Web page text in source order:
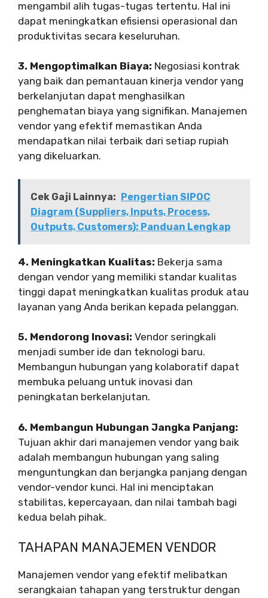
mengambil alih tugas-tugas tertentu. Hal ini
dapat meningkatkan efisiensi operasional dan
produktivitas secara keseluruhan.
3. Mengoptimalkan Biaya: Negosiasi kontrak
yang baik dan pemantauan kinerja vendor yang
berkelanjutan dapat menghasilkan
penghematan biaya yang signifikan. Manajemen
vendor yang efektif memastikan Anda
mendapatkan nilai terbaik dari setiap rupiah
yang dikeluarkan.
Cek Gaji Lainnya: Pengertian SIPOC
Diagram (Suppliers, Inputs, Process,
Outputs, Customers): Panduan Lengkap
4. Meningkatkan Kualitas: Bekerja sama
dengan vendor yang memiliki standar kualitas
tinggi dapat meningkatkan kualitas produk atau
layanan yang Anda berikan kepada pelanggan.
5. Mendorong Inovasi: Vendor seringkali
menjadi sumber ide dan teknologi baru.
Membangun hubungan yang kolaboratif dapat
membuka peluang untuk inovasi dan
peningkatan berkelanjutan.
6. Membangun Hubungan Jangka Panjang:
Tujuan akhir dari manajemen vendor yang baik
adalah membangun hubungan yang saling
menguntungkan dan berjangka panjang dengan
vendor-vendor kunci. Hal ini menciptakan
stabilitas, kepercayaan, dan nilai tambah bagi
kedua belah pihak.
TAHAPAN MANAJEMEN VENDOR
Manajemen vendor yang efektif melibatkan
serangkaian tahapan yang terstruktur dengan